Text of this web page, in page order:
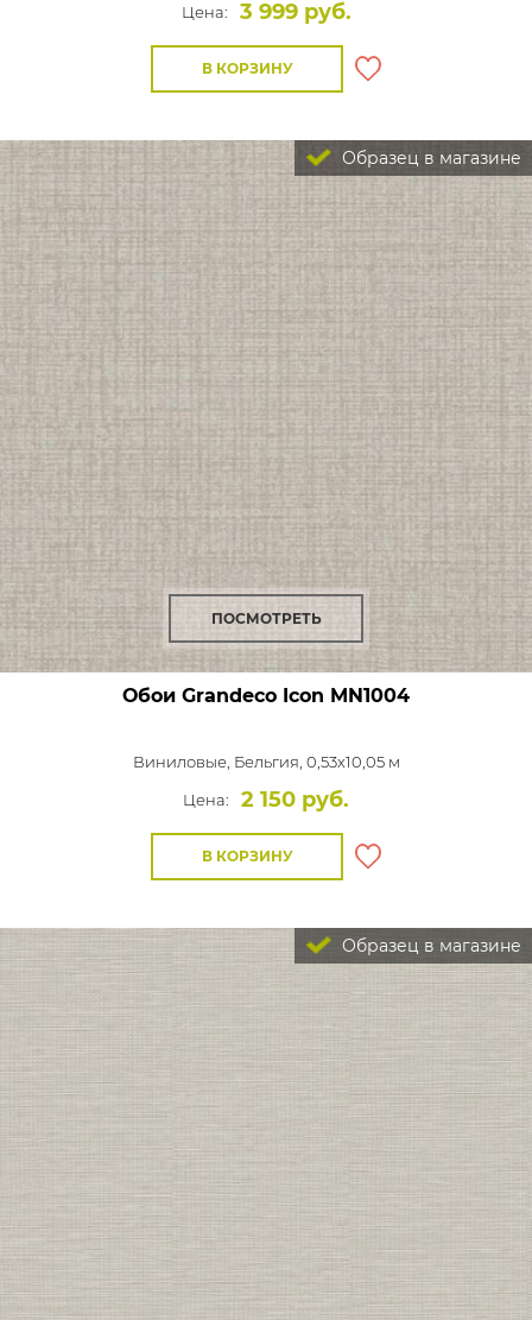
Цена:
3 999 руб.
В КОРЗИНУ
Образец в магазине
ПОСМОТРЕТЬ
Обои Grandeco Icon MN1004
Виниловые, Бельгия, 0,53x10,05 м
Цена:
2 150 руб.
В КОРЗИНУ
Образец в магазине